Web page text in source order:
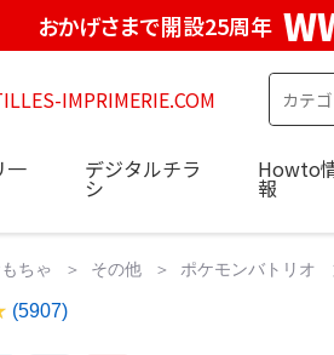
おかげさまで開設25周年
IMPRIMERIE.COM
一 デジタルチラ
シ
Howto
報
ちゃ その他 ポケモンバトリオ
(5907)